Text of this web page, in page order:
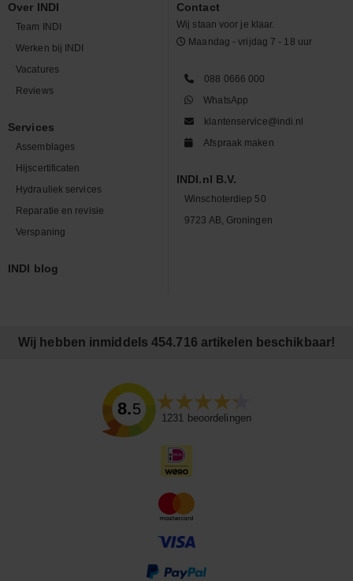
Over INDI
Team INDI
Werken bij INDI
Vacatures
Reviews
Services
Assemblages
Hijscertificaten
Hydrauliek services
Reparatie en revisie
Verspaning
INDI blog
Contact
Wij staan voor je klaar.
Maandag - vrijdag 7 - 18 uur
088 0666 000
WhatsApp
klantenservice@indi.nl
Afspraak maken
INDI.nl B.V.
Winschoterdiep 50
9723 AB, Groningen
Wij hebben inmiddels 454.716 artikelen beschikbaar!
8.5
1231 beoordelingen